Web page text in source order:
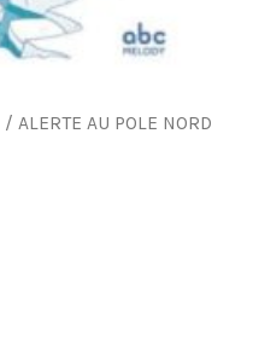
/ ALERTE AU POLE NORD